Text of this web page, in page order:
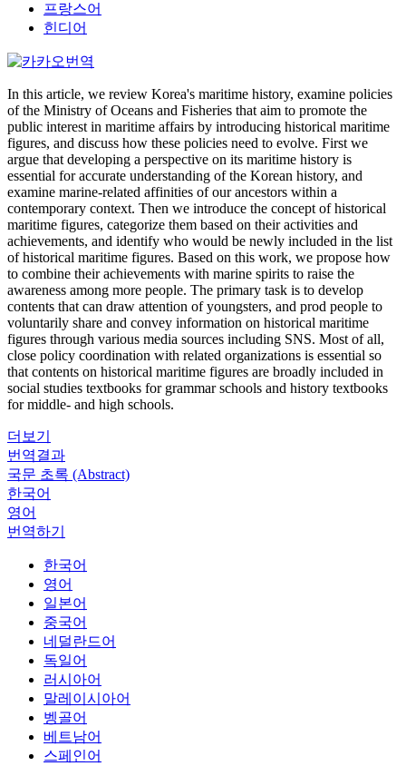
프랑스어
힌디어
In this article, we review Korea's maritime history, examine policies
of the Ministry of Oceans and Fisheries that aim to promote the
public interest in maritime affairs by introducing historical maritime
figures, and discuss how these policies need to evolve. First we
argue that developing a perspective on its maritime history is
essential for accurate understanding of the Korean history, and
examine marine-related affinities of our ancestors within a
contemporary context. Then we introduce the concept of historical
maritime figures, categorize them based on their activities and
achievements, and identify who would be newly included in the list
of historical maritime figures. Based on this work, we propose how
to combine their achievements with marine spirits to raise the
awareness among more people. The primary task is to develop
contents that can draw attention of youngsters, and prod people to
voluntarily share and convey information on historical maritime
figures through various media sources including SNS. Most of all,
close policy coordination with related organizations is essential so
that contents on historical maritime figures are broadly included in
social studies textbooks for grammar schools and history textbooks
for middle- and high schools.
더보기
번역결과
국문 초록 (Abstract)
한국어
영어
번역하기
한국어
영어
일본어
중국어
네덜란드어
독일어
러시아어
말레이시아어
벵골어
베트남어
스페인어